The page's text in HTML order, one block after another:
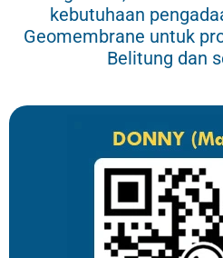
kebutuhaan
Geomembrane untuk
Belitung dan